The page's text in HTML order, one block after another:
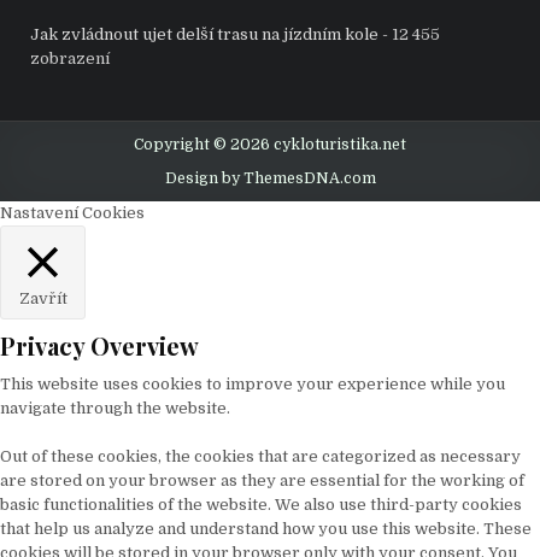
Jak zvládnout ujet delší trasu na jízdním kole - 12 455
zobrazení
Copyright © 2026 cykloturistika.net
Design by ThemesDNA.com
Nastavení Cookies
Zavřít
Privacy Overview
This website uses cookies to improve your experience while you
navigate through the website.
Out of these cookies, the cookies that are categorized as necessary
are stored on your browser as they are essential for the working of
basic functionalities of the website. We also use third-party cookies
that help us analyze and understand how you use this website. These
cookies will be stored in your browser only with your consent. You